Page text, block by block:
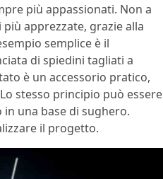
più appassionati. Non a
apprezzate, grazie alla
semplice è il
di spiedini tagliati a
è un accessorio pratico,
stesso principio può essere
una base di sughero.
il progetto.